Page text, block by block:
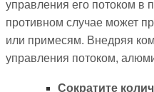
управления его потоком в
противном случае может
или примесям. Внедряя
управления потоком,
Сократите